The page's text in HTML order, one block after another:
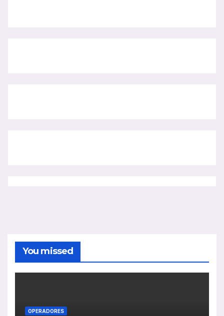
You missed
OPERADORES